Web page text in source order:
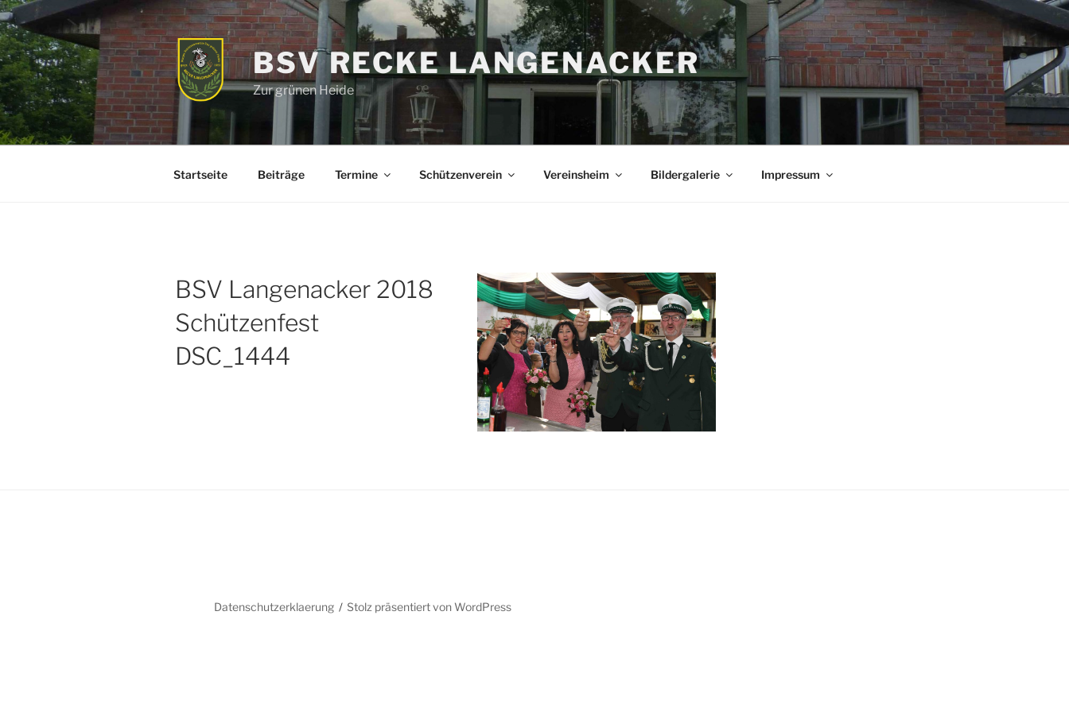
Zum
Inhalt
springen
BSV RECKE LANGENACKER
Zur grünen Heide
Startseite Beiträge Termine Schützenverein Vereinsheim Bildergalerie Impressum
BSV Langenacker 2018
Schützenfest
DSC_1444
Datenschutzerklaerung Stolz präsentiert von WordPress